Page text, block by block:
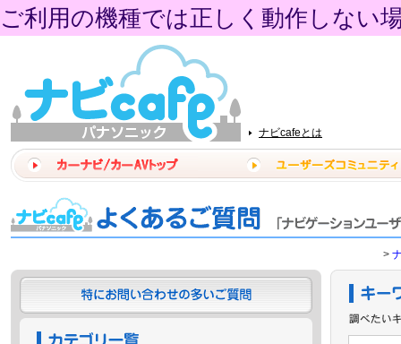
ご利用の機種では正しく動作しない
ナビcafeとは
>